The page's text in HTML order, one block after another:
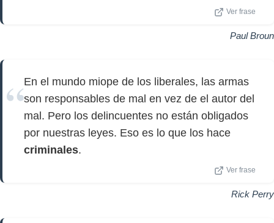
Ver frase
Paul Broun
En el mundo miope de los liberales, las armas
son responsables de mal en vez de el autor del
mal. Pero los delincuentes no están obligados
por nuestras leyes. Eso es lo que los hace
criminales.
Ver frase
Rick Perry